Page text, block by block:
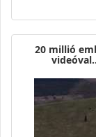
20 millió